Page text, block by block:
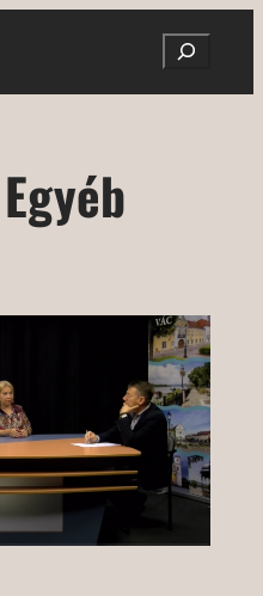
Search
Egyéb